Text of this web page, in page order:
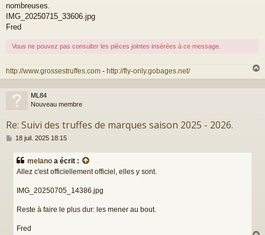
nombreuses.
IMG_20250715_33606.jpg
Fred
Vous ne pouvez pas consulter les pièces jointes insérées à ce message.
http://www.grossestruffes.com - http://fly-only.gobages.net/
a
ML84
Nouveau membre
Re: Suivi des truffes de marques saison 2025 - 2026.
M
s
18 juil. 2025 18:15
melano a écrit :
Allez c'est officiellement officiel, elles y sont.
IMG_20250705_14386.jpg
Reste à faire le plus dur: les mener au bout.
Fred